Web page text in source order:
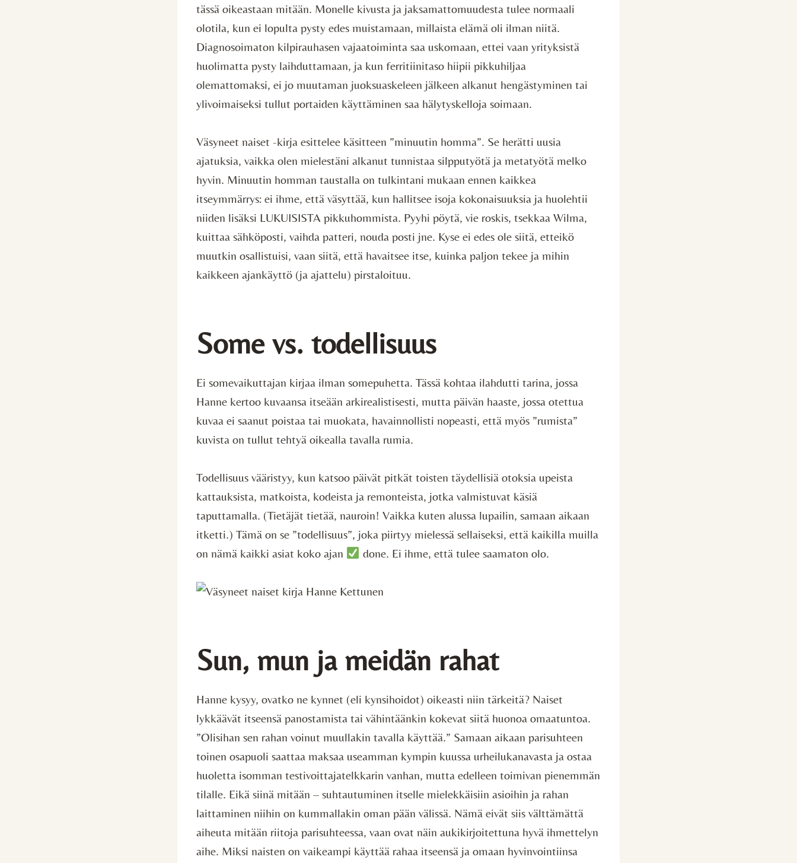
tässä oikeastaan mitään. Monelle kivusta ja jaksamattomuudesta tulee normaali
olotila, kun ei lopulta pysty edes muistamaan, millaista elämä oli ilman niitä.
Diagnosoimaton kilpirauhasen vajaatoiminta saa uskomaan, ettei vaan yrityksistä
huolimatta pysty laihduttamaan, ja kun ferritiinitaso hiipii pikkuhiljaa
olemattomaksi, ei jo muutaman juoksuaskeleen jälkeen alkanut hengästyminen tai
ylivoimaiseksi tullut portaiden käyttäminen saa hälytyskelloja soimaan.
Väsyneet naiset -kirja esittelee käsitteen ”minuutin homma”. Se herätti uusia
ajatuksia, vaikka olen mielestäni alkanut tunnistaa silpputyötä ja metatyötä melko
hyvin. Minuutin homman taustalla on tulkintani mukaan ennen kaikkea
itseymmärrys: ei ihme, että väsyttää, kun hallitsee isoja kokonaisuuksia ja huolehtii
niiden lisäksi LUKUISISTA pikkuhommista. Pyyhi pöytä, vie roskis, tsekkaa Wilma,
kuittaa sähköposti, vaihda patteri, nouda posti jne. Kyse ei edes ole siitä, etteikö
muutkin osallistuisi, vaan siitä, että havaitsee itse, kuinka paljon tekee ja mihin
kaikkeen ajankäyttö (ja ajattelu) pirstaloituu.
Some vs. todellisuus
Ei somevaikuttajan kirjaa ilman somepuhetta. Tässä kohtaa ilahdutti tarina, jossa
Hanne kertoo kuvaansa itseään arkirealistisesti, mutta päivän haaste, jossa otettua
kuvaa ei saanut poistaa tai muokata, havainnollisti nopeasti, että myös ”rumista”
kuvista on tullut tehtyä oikealla tavalla rumia.
Todellisuus vääristyy, kun katsoo päivät pitkät toisten täydellisiä otoksia upeista
kattauksista, matkoista, kodeista ja remonteista, jotka valmistuvat käsiä
taputtamalla. (Tietäjät tietää, nauroin! Vaikka kuten alussa lupailin, samaan aikaan
itketti.) Tämä on se ”todellisuus”, joka piirtyy mielessä sellaiseksi, että kaikilla muilla
on nämä kaikki asiat koko ajan
done. Ei ihme, että tulee saamaton olo.
Sun, mun ja meidän rahat
Hanne kysyy, ovatko ne kynnet (eli kynsihoidot) oikeasti niin tärkeitä? Naiset
lykkäävät itseensä panostamista tai vähintäänkin kokevat siitä huonoa omaatuntoa.
”Olisihan sen rahan voinut muullakin tavalla käyttää.” Samaan aikaan parisuhteen
toinen osapuoli saattaa maksaa useamman kympin kuussa urheilukanavasta ja ostaa
huoletta isomman testivoittajatelkkarin vanhan, mutta edelleen toimivan pienemmän
tilalle. Eikä siinä mitään – suhtautuminen itselle mielekkäisiin asioihin ja rahan
laittaminen niihin on kummallakin oman pään välissä. Nämä eivät siis välttämättä
aiheuta mitään riitoja parisuhteessa, vaan ovat näin aukikirjoitettuna hyvä ihmettelyn
aihe. Miksi naisten on vaikeampi käyttää rahaa itseensä ja omaan hyvinvointiinsa